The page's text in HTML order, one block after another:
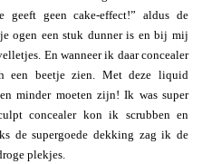
geeft geen cake-effect!” aldus de
ogen een stuk dunner is en bij mij
En wanneer ik daar concealer
een beetje zien. Met deze liquid
minder moeten zijn! Ik was super
concealer kon ik scrubben en
de supergoede dekking zag ik de
plekjes.